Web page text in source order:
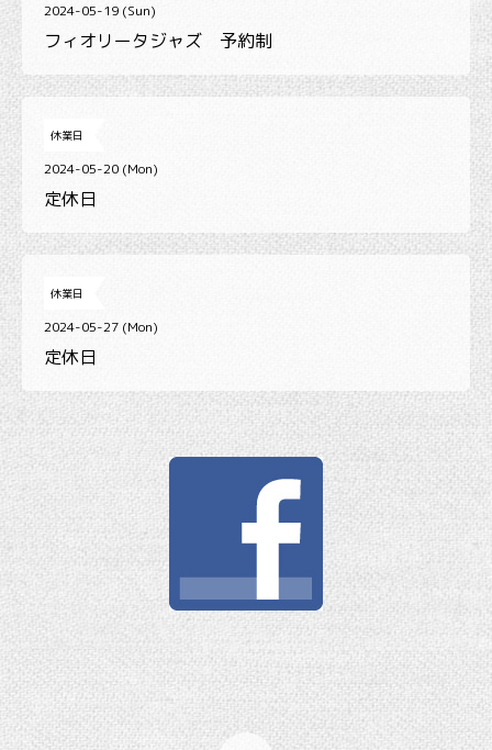
2024-05-19 (Sun)
フィオリータジャズ 予約制
休業日
2024-05-20 (Mon)
定休日
休業日
2024-05-27 (Mon)
定休日